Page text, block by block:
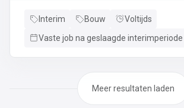
bedrijven.Je gaat koelsystemen plaatsen bij
keuren.
Interim Bouw
Voltijds
Vaste job na geslaagde interimperiode
Meer resultaten laden